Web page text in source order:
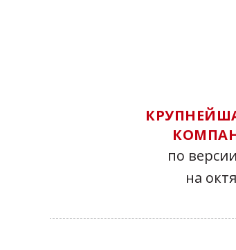
по
на